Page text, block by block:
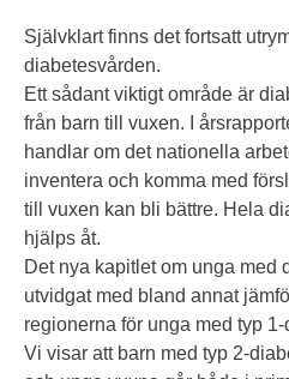
Självklart finns det fortsatt
diabetesvården.
Ett sådant viktigt område är
från barn till vuxen. I
handlar om det nationella
inventera och komma med
till vuxen kan bli bättre. Hela
hjälps åt.
Det nya kapitlet om unga med
utvidgat med bland annat
regionerna för unga med typ
Vi visar att barn med typ 2-